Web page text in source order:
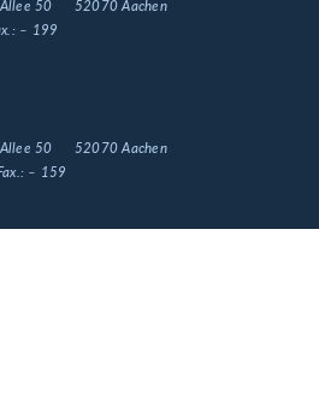
50
52070 Aachen
– 199
50
52070 Aachen
– 159